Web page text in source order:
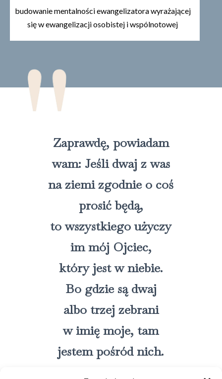
budowanie mentalności ewangelizatora wyrażającej
się w ewangelizacji osobistej i wspólnotowej
Zaprawdę, powiadam
wam: Jeśli dwaj z was
na ziemi zgodnie o coś
prosić będą,
to wszystkiego użyczy
im mój Ojciec,
który jest w niebie.
Bo gdzie są dwaj
albo trzej zebrani
w imię moje, tam
jestem pośród nich.